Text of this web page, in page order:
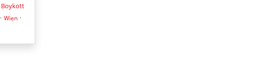
Boykott
· Wien ·